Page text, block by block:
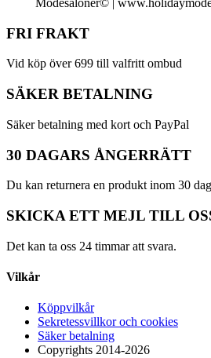
Modesaloner© |
FRI FRAKT
Vid köp över 699 till valfritt ombud
SÄKER BETALNING
Säker betalning med kort och PayPal
30 DAGARS ÅNGERRÄTT
Du kan returnera en produkt inom 30
SKICKA ETT MEJL TILL
Det kan ta oss 24 timmar att svara.
Vilkår
Köppvilkår
Sekretessvillkor och cookies
Säker betalning
Copyrights 2014-2026